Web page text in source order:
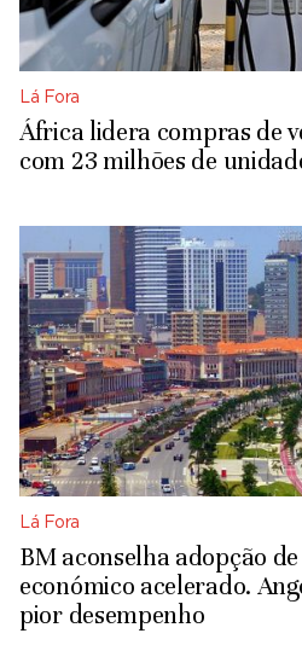
Lá Fora
África lidera compras de
com 23 milhões de
Lá Fora
BM aconselha adopção
económico acelerado.
pior desempenho